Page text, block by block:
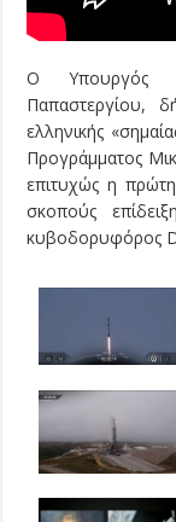
Ο Υπουργός
Παπαστεργίου,
ελληνικής
Προγράμματος
επιτυχώς η
σκοπούς
κυβοδορυφόρος